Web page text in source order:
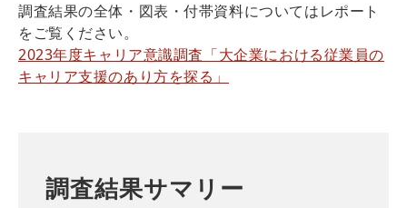
調査結果の全体・図表・付帯資料についてはレポート
をご覧ください。
2023年度キャリア意識調査「大企業における従業員の
キャリア支援のあり方を探る」
調査結果サマリー